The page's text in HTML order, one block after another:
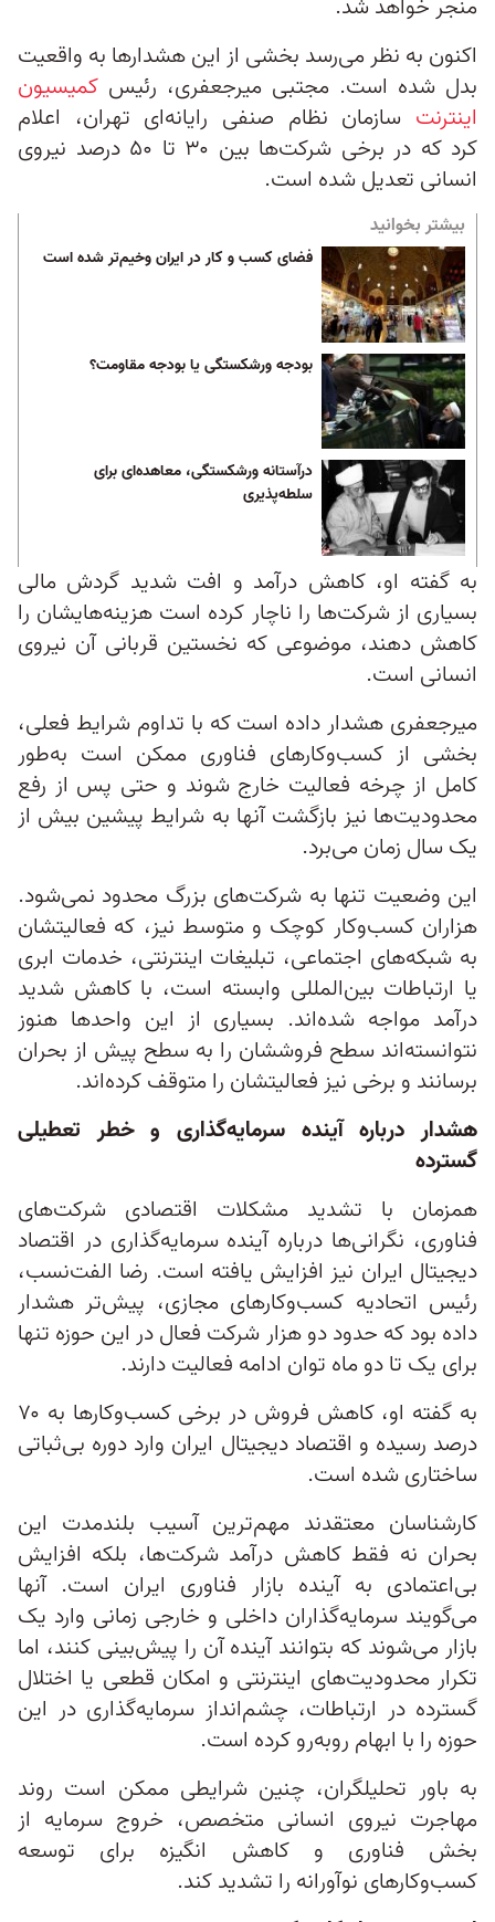
منجر خواهد شد.
اکنون به نظر می‌رسد بخشی از این هشدارها به واقعیت
بدل شده است. مجتبی میرجعفری، رئیس کمیسیون
اینترنت سازمان نظام صنفی رایانه‌ای تهران، اعلام
کرد که در برخی شرکت‌ها بین ۳۰ تا ۵۰ درصد نیروی
انسانی تعدیل شده است.
بیشتر بخوانید
فضای کسب و کار در ایران وخیم‌تر شده است
بودجه ورشکستگی یا بودجه مقاومت؟
درآستانه ورشکستگی، معاهده‌ای برای
سلطه‌پذیری
به گفته او، کاهش درآمد و افت شدید گردش مالی
بسیاری از شرکت‌ها را ناچار کرده است هزینه‌هایشان را
کاهش دهند، موضوعی که نخستین قربانی آن نیروی
انسانی است.
میرجعفری هشدار داده است که با تداوم شرایط فعلی،
بخشی از کسب‌وکارهای فناوری ممکن است به‌طور
کامل از چرخه فعالیت خارج شوند و حتی پس از رفع
محدودیت‌ها نیز بازگشت آنها به شرایط پیشین بیش از
یک سال زمان می‌برد.
این وضعیت تنها به شرکت‌های بزرگ محدود نمی‌شود.
هزاران کسب‌وکار کوچک و متوسط نیز، که فعالیتشان
به شبکه‌های اجتماعی، تبلیغات اینترنتی، خدمات ابری
یا ارتباطات بین‌المللی وابسته است، با کاهش شدید
درآمد مواجه شده‌اند. بسیاری از این واحدها هنوز
نتوانسته‌اند سطح فروششان را به سطح پیش از بحران
برسانند و برخی نیز فعالیتشان را متوقف کرده‌اند.
هشدار درباره آینده سرمایه‌گذاری و خطر تعطیلی
گسترده
همزمان با تشدید مشکلات اقتصادی شرکت‌های
فناوری، نگرانی‌ها درباره آینده سرمایه‌گذاری در اقتصاد
دیجیتال ایران نیز افزایش یافته است. رضا الفت‌نسب،
رئیس اتحادیه کسب‌وکارهای مجازی، پیش‌تر هشدار
داده بود که حدود دو هزار شرکت فعال در این حوزه تنها
برای یک تا دو ماه توان ادامه فعالیت دارند.
به گفته او، کاهش فروش در برخی کسب‌وکارها به ۷۰
درصد رسیده و اقتصاد دیجیتال ایران وارد دوره بی‌ثباتی
ساختاری شده است.
کارشناسان معتقدند مهم‌ترین آسیب بلندمدت این
بحران نه فقط کاهش درآمد شرکت‌ها، بلکه افزایش
بی‌اعتمادی به آینده بازار فناوری ایران است. آنها
می‌گویند سرمایه‌گذاران داخلی و خارجی زمانی وارد یک
بازار می‌شوند که بتوانند آینده آن را پیش‌بینی کنند، اما
تکرار محدودیت‌های اینترنتی و امکان قطعی یا اختلال
گسترده در ارتباطات، چشم‌انداز سرمایه‌گذاری در این
حوزه را با ابهام روبه‌رو کرده است.
به باور تحلیلگران، چنین شرایطی ممکن است روند
مهاجرت نیروی انسانی متخصص، خروج سرمایه از
بخش فناوری و کاهش انگیزه برای توسعه
کسب‌وکارهای نوآورانه را تشدید کند.